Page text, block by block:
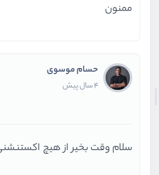
ممنون
حسام موسوی
4 سال پیش
سلام وقت بخیر از هیچ